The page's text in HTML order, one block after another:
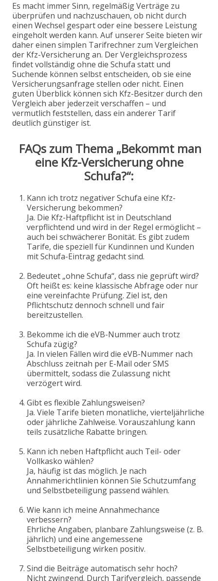
Es macht immer Sinn, regelmäßig Verträge zu
überprüfen und nachzuschauen, ob nicht durch
einen Wechsel gespart oder eine bessere Leistung
eingeholt werden kann. Auf unserer Seite bieten wir
daher einen simplen Tarifrechner zum Vergleichen
der Kfz-Versicherung an. Der Vergleichsprozess
findet vollständig ohne die Schufa statt und
Suchende können selbst entscheiden, ob sie eine
Versicherungsanfrage stellen oder nicht. Einen
guten Überblick können sich Kfz-Besitzer durch den
Vergleich aber jederzeit verschaffen – und
vermutlich feststellen, dass ein anderer Tarif
deutlich günstiger ist.
FAQs zum Thema „Bekommt man
eine Kfz-Versicherung ohne
Schufa?“:
Kann ich trotz negativer Schufa eine Kfz-
Versicherung bekommen?
Ja. Die Kfz-Haftpflicht ist in Deutschland
verpflichtend und wird in der Regel ermöglicht –
auch bei schwächerer Bonität. Es gibt zudem
Tarife, die speziell für Kundinnen und Kunden
mit Schufa-Eintrag gedacht sind.
Bedeutet „ohne Schufa“, dass nie geprüft wird?
Oft heißt es: keine klassische Abfrage oder nur
eine vereinfachte Prüfung. Ziel ist, den
Pflichtschutz dennoch schnell und fair
bereitzustellen.
Bekomme ich die eVB-Nummer auch trotz
Schufa zügig?
Ja. In vielen Fällen wird die eVB-Nummer nach
Abschluss zeitnah per E-Mail oder SMS
übermittelt, sodass die Zulassung nicht
verzögert wird.
Gibt es flexible Zahlungsweisen?
Ja. Viele Tarife bieten monatliche, vierteljährliche
oder jährliche Zahlweise. Vorauszahlung kann
teils zusätzliche Rabatte bringen.
Kann ich neben Haftpflicht auch Teil- oder
Vollkasko wählen?
Ja, häufig ist das möglich. Je nach
Annahmerichtlinien können Sie Schutzumfang
und Selbstbeteiligung passend wählen.
Wie kann ich meine Annahmechance
verbessern?
Ehrliche Angaben, planbare Zahlungsweise (z. B.
jährlich) und eine angemessene
Selbstbeteiligung wirken positiv.
Sind die Beiträge automatisch sehr hoch?
Nicht zwingend. Durch Tarifvergleich, passende